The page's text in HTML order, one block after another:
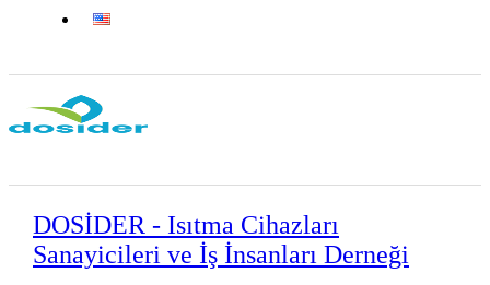
DOSİDER - Isıtma Cihazları
Sanayicileri ve İş İnsanları Derneği